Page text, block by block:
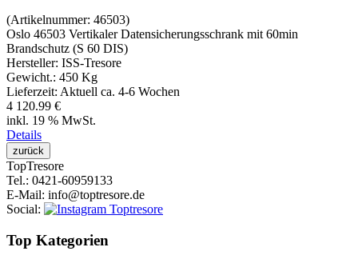
(Artikelnummer: 46503)
Oslo 46503 Vertikaler Datensicherungsschrank mit 60min
Brandschutz (S 60 DIS)
Hersteller: ISS-Tresore
Gewicht.: 450 Kg
Lieferzeit: Aktuell ca. 4-6 Wochen
4 120.99 €
inkl. 19 % MwSt.
Details
TopTresore
Tel.: 0421-60959133
E-Mail: info@toptresore.de
Social:
Top Kategorien